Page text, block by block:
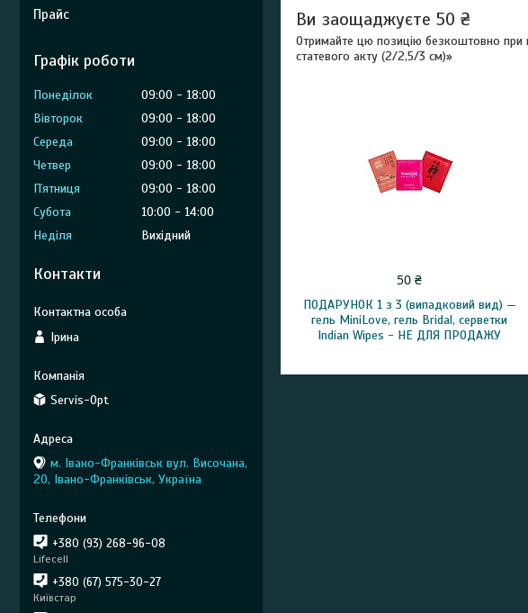
Ви заощаджуєте 50 ₴
Отримайте цю позицію безкоштовно при
статевого акту (2/2,5/3 см)»
50 ₴
ПОДАРУНОК 1 з 3 (випадковий вид) —
гель MiniLove, гель Bridal, серветки
Indian Wipes - НЕ ДЛЯ ПРОДАЖУ
Прайс
Графік роботи
Понеділок 09:00
18:00
Вівторок
09:00
18:00
Середа
09:00
18:00
Четвер
09:00
18:00
Пʼятниця
09:00
18:00
Субота
10:00
14:00
Неділя
Вихідний
Контакти
Ірина
Servis-Opt
м. Івано-Франківськ вул. Височана,
20, Івано-Франківськ, Україна
+380 (93) 268-96-08
Lifecell
+380 (67) 575-30-27
Київстар